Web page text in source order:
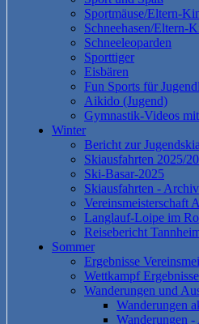
Sportmäuse/Eltern-
Schneehasen/Eltern-
Schneeleoparden
Sporttiger
Eisbären
Fun Sports für
Aikido (Jugend)
Gymnastik-Videos
Winter
Bericht zur
Skiausfahrten 2025/
Ski-Basar-2025
Skiausfahrten -
Vereinsmeisterschaft
Langlauf-Loipe im
Reisebericht
Sommer
Ergebnisse
Wettkampf
Wanderungen und
Wanderungen
Wanderungen